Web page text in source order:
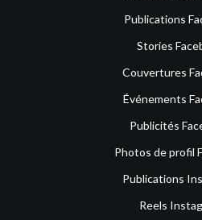
Publications
Stories
Couvertures
Événements
Publicités
Photos de profil
Publications
Reels